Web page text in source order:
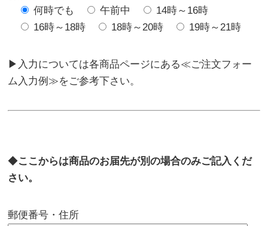
何時でも
午前中
14時～16時
16時～18時
18時～20時 19時～21時
▶入力については各商品ページにある≪ご注文フォー
ム入力例≫をご参考下さい。
◆ここからは商品のお届先が別の場合のみご記入くだ
さい。
郵便番号・住所